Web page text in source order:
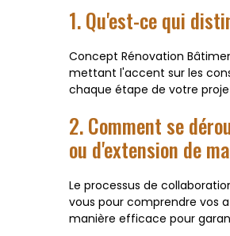
1. Qu'est-ce qui
Concept Rénovation
mettant l'accent sur les
chaque étape de votre
2. Comment se
ou d'extension de
Le processus de
vous pour comprendre vos
manière efficace pour